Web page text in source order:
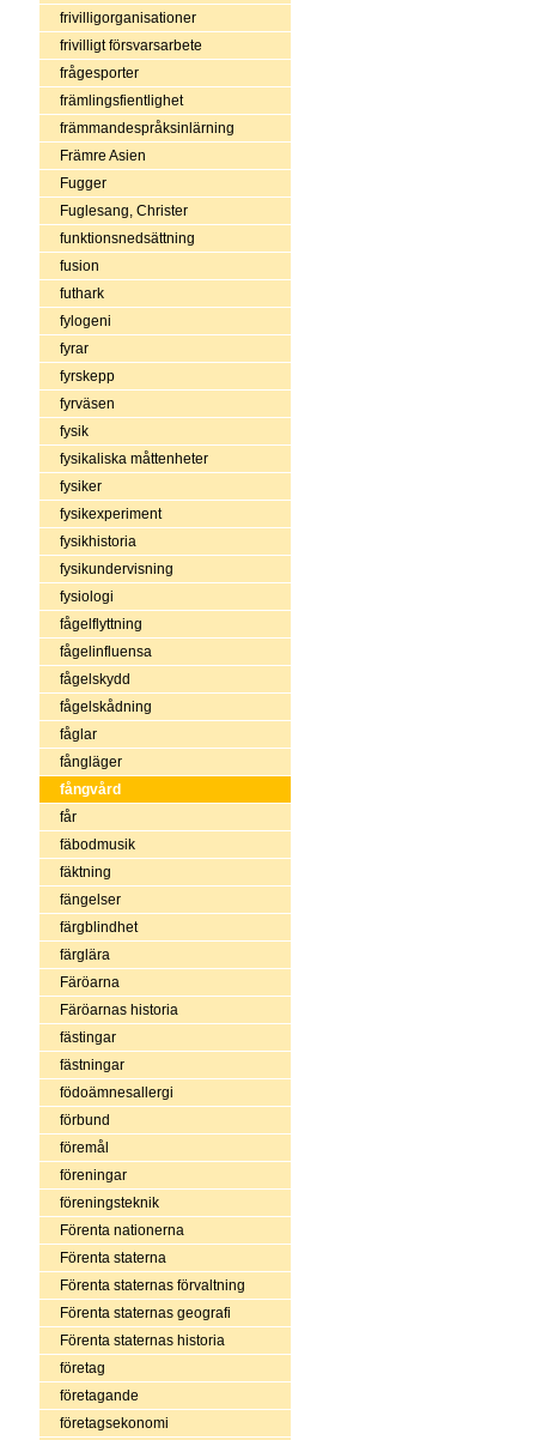
frivilligorganisationer
frivilligt försvarsarbete
frågesporter
främlingsfientlighet
främmandespråksinlärning
Främre Asien
Fugger
Fuglesang, Christer
funktionsnedsättning
fusion
futhark
fylogeni
fyrar
fyrskepp
fyrväsen
fysik
fysikaliska måttenheter
fysiker
fysikexperiment
fysikhistoria
fysikundervisning
fysiologi
fågelflyttning
fågelinfluensa
fågelskydd
fågelskådning
fåglar
fångläger
fångvård
får
fäbodmusik
fäktning
fängelser
färgblindhet
färglära
Färöarna
Färöarnas historia
fästingar
fästningar
födoämnesallergi
förbund
föremål
föreningar
föreningsteknik
Förenta nationerna
Förenta staterna
Förenta staternas förvaltning
Förenta staternas geografi
Förenta staternas historia
företag
företagande
företagsekonomi